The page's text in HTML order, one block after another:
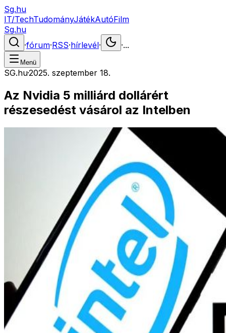
Sg.hu
IT/TechTudományJátékAutóFilm
Sg.hu
·fórum·RSS·hírlevél· ·...
Menü
SG.hu·2025. szeptember 18.
Az Nvidia 5 milliárd dollárért
részesedést vásárol az Intelben